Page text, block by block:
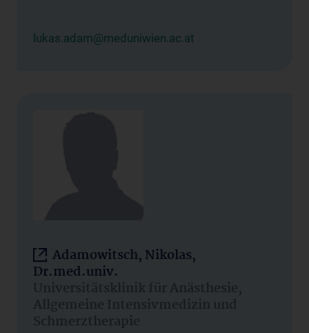
lukas.adam@meduniwien.ac.at
Adamowitsch, Nikolas,
Dr.med.univ.
Universitätsklinik für Anästhesie,
Allgemeine Intensivmedizin und
Schmerztherapie